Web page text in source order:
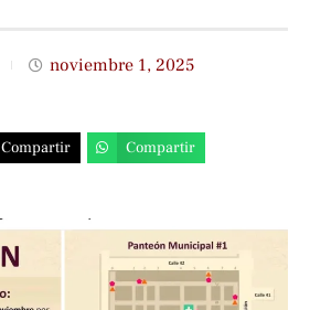
noviembre 1, 2025
Compartir Compartir